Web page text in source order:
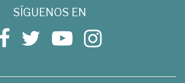
SÍGUENOS EN